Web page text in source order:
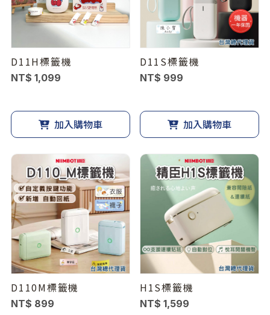
D11H標籤機
NT$ 1,099
加入購物車
D11S標籤機
NT$ 999
加入購物車
D110M標籤機
NT$ 899
H1S標籤機
NT$ 1,599